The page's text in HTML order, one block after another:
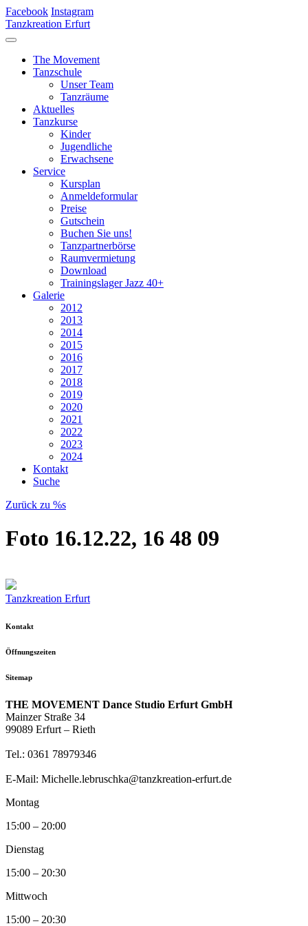
Facebook Instagram
Tanzkreation Erfurt
The Movement
Tanzschule
Unser Team
Tanzräume
Aktuelles
Tanzkurse
Kinder
Jugendliche
Erwachsene
Service
Kursplan
Anmeldeformular
Preise
Gutschein
Buchen Sie uns!
Tanzpartnerbörse
Raumvermietung
Download
Trainingslager Jazz 40+
Galerie
2012
2013
2014
2015
2016
2017
2018
2019
2020
2021
2022
2023
2024
Kontakt
Suche
Zurück zu %s
Foto 16.12.22, 16 48 09
Tanzkreation Erfurt
Kontakt
Öffnungszeiten
Sitemap
THE MOVEMENT Dance Studio Erfurt GmbH
Mainzer Straße 34
99089 Erfurt – Rieth
Tel.: 0361 78979346
E-Mail: Michelle.lebruschka@tanzkreation-erfurt.de
Montag
15:00 – 20:00
Dienstag
15:00 – 20:30
Mittwoch
15:00 – 20:30